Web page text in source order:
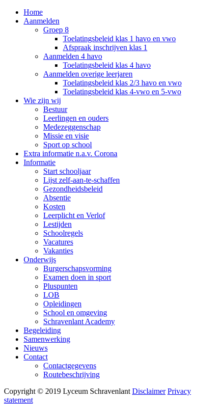
Home
Aanmelden
Groep 8
Toelatingsbeleid klas 1 havo en vwo
Afspraak inschrijven klas 1
Aanmelden 4 havo
Toelatingsbeleid klas 4 havo
Aanmelden overige leerjaren
Toelatingsbeleid klas 2/3 havo en vwo
Toelatingsbeleid klas 4-vwo en 5-vwo
Wie zijn wij
Bestuur
Leerlingen en ouders
Medezeggenschap
Missie en visie
Sport op school
Extra informatie n.a.v. Corona
Informatie
Start schooljaar
Lijst zelf-aan-te-schaffen
Gezondheidsbeleid
Absentie
Kosten
Leerplicht en Verlof
Lestijden
Schoolregels
Vacatures
Vakanties
Onderwijs
Burgerschapsvorming
Examen doen in sport
Pluspunten
LOB
Opleidingen
School en omgeving
Schravenlant Academy
Begeleiding
Samenwerking
Nieuws
Contact
Contactgegevens
Routebeschrijving
Copyright © 2019 Lyceum Schravenlant Disclaimer Privacy
statement